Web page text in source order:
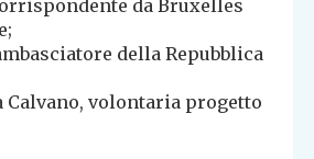
da Bruxelles
della Repubblica
Calvano, volontaria progetto